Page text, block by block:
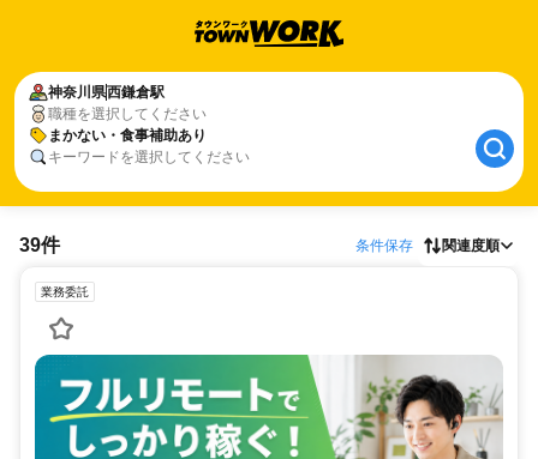
神奈川県西鎌倉駅
職種を選択してください
まかない・食事補助あり
キーワードを選択してください
39件 条件保存 関連度順
業務委託